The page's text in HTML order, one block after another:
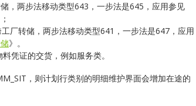
，两步法移动类型643，一步法是645，应用参见
厂转储，两步法移动类型641，一步法是647，应用
》。
凭证的交货，例如服务类。
，则计划行类别的明细维护界面会增加在途的